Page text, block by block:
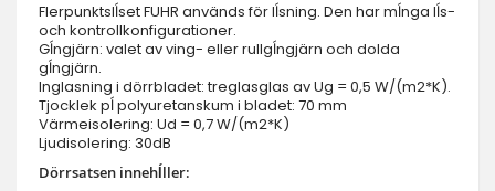
Flerpunktslĺset FUHR används för lĺsning. Den har mĺnga lĺs-
och kontrollkonfigurationer.
Gĺngjärn: valet av ving- eller rullgĺngjärn och dolda
gĺngjärn.
Inglasning i dörrbladet: treglasglas av Ug = 0,5 W/(m2*K).
Tjocklek pĺ polyuretanskum i bladet: 70 mm
Värmeisolering: Ud = 0,7 W/(m2*K)
Ljudisolering: 30dB
Dörrsatsen innehĺller: